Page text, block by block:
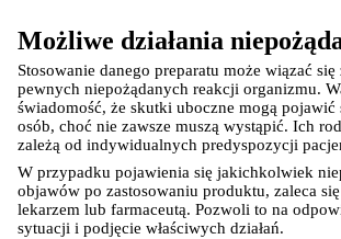
Możliwe działania
Stosowanie danego preparatu może wiązać
pewnych niepożądanych reakcji organizmu.
świadomość, że skutki uboczne mogą
osób, choć nie zawsze muszą wystąpić. Ich
zależą od indywidualnych predyspozycji
W przypadku pojawienia się jakichkolwiek
objawów po zastosowaniu produktu, zaleca
lekarzem lub farmaceutą. Pozwoli to na
sytuacji i podjęcie właściwych działań.